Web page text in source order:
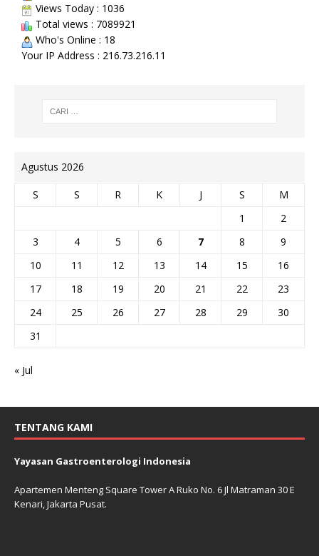
Views Today : 1036
Total views : 7089921
Who's Online : 18
Your IP Address : 216.73.216.11
Agustus 2026
S S R K J S
M
1
2
3
4 5 6 7 8
9
10
11 12 13 14 15
16
17
18 19 20 21 22
23
24
25 26 27 28 29
30
31
« Jul
TENTANG KAMI
Yayasan Gastroenterologi Indonesia
Apartemen Menteng Square Tower A Ruko No. 6 Jl Matraman 30 E
Kenari, Jakarta Pusat.